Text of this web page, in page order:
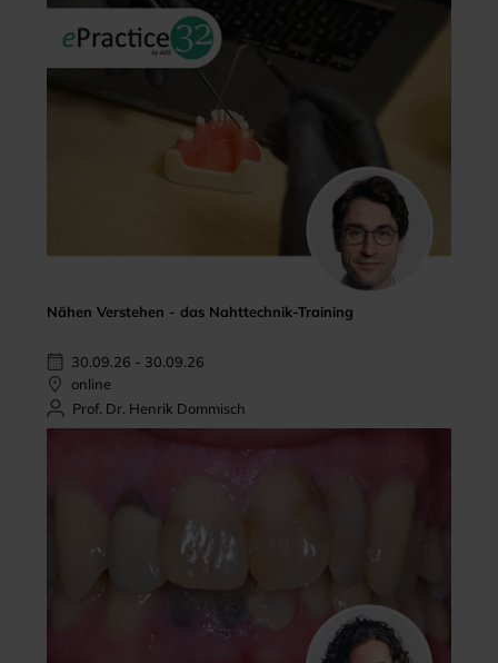
Nähen Verstehen - das Nahttechnik-Training
30.09.26 - 30.09.26
online
Prof. Dr. Henrik Dommisch